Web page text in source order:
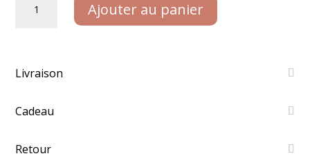
Abondance
Ajouter au panier
Livraison
Cadeau
Retour